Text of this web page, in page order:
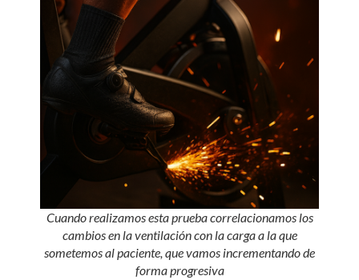
Cuando realizamos esta prueba correlacionamos los
cambios en la ventilación con la carga a la que
sometemos al paciente, que vamos incrementando de
forma progresiva